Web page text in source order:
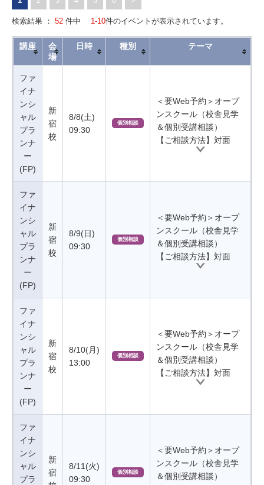
検索結果 ： 52 件中 1-10件のイベントが表示されています。
講座
会
場
日時 種別 テーマ
ファ
イナ
ンシ
ャル
プラ
ンナ
ー
(FP)
新
宿
校
8/8(土)
09:30
個別相談
＜要Web予約＞オープ
ンスクール（校舎見学
＆個別受講相談）
【ご相談方法】対面
ファ
イナ
ンシ
ャル
プラ
ンナ
ー
(FP)
新
宿
校
8/9(日)
09:30
個別相談
＜要Web予約＞オープ
ンスクール（校舎見学
＆個別受講相談）
【ご相談方法】対面
ファ
イナ
ンシ
ャル
プラ
ンナ
ー
(FP)
新
宿
校
8/10(月)
13:00
個別相談
＜要Web予約＞オープ
ンスクール（校舎見学
＆個別受講相談）
【ご相談方法】対面
ファ
イナ
ンシ
ャル
プラ
新
宿
8/11(火)
09:30
個別相談
＜要Web予約＞オープ
ンスクール（校舎見学
＆個別受講相談）